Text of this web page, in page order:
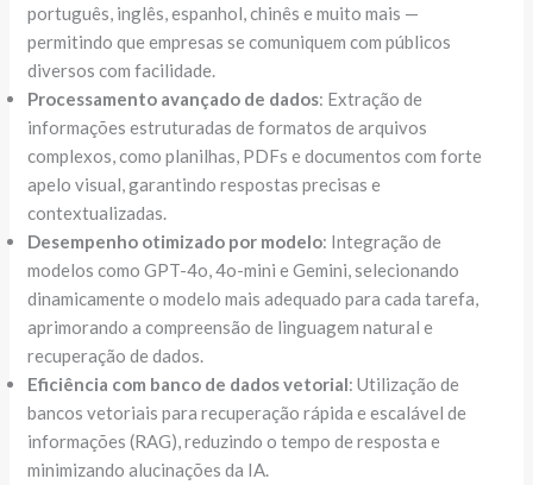
português, inglês, espanhol, chinês e muito mais —
permitindo que empresas se comuniquem com públicos
diversos com facilidade.
Processamento avançado de dados: Extração de
informações estruturadas de formatos de arquivos
complexos, como planilhas, PDFs e documentos com forte
apelo visual, garantindo respostas precisas e
contextualizadas.
Desempenho otimizado por modelo: Integração de
modelos como GPT-4o, 4o-mini e Gemini, selecionando
dinamicamente o modelo mais adequado para cada tarefa,
aprimorando a compreensão de linguagem natural e
recuperação de dados.
Eficiência com banco de dados vetorial: Utilização de
bancos vetoriais para recuperação rápida e escalável de
informações (RAG), reduzindo o tempo de resposta e
minimizando alucinações da IA.